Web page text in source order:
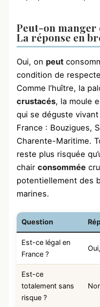
Peut-on manger
La réponse en
Oui, on peut
condition de
Comme l’huître, la
crustacés, la moule
qui se déguste
France : Bouzigues,
Charente-Maritime.
reste plus risquée
chair consommée
potentiellement des
marines.
Question
Est-ce légal en
France ?
Est-ce
totalement sans
risque ?